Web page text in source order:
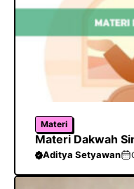
Materi
Materi Dakwah
Aditya Setyawan